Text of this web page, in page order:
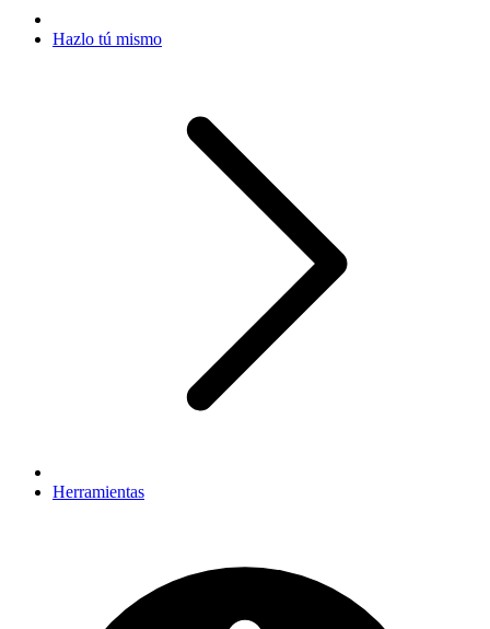
Hazlo tú mismo
Herramientas